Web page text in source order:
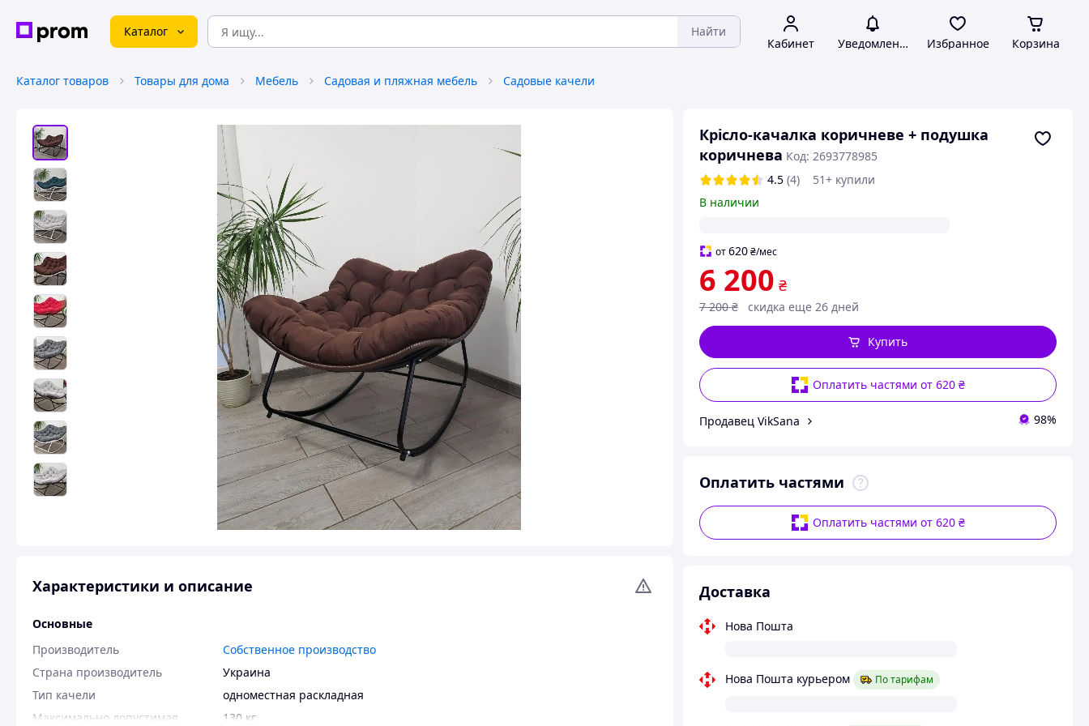
Каталог Найти
Кабинет Уведомления Избранное Корзина
Каталог товаров Товары для дома Мебель Садовая и пляжная мебель Садовые качели
Крісло-качалка коричневе + подушка
коричнева Код: 2693778985
4.5 (4)
51+ купили
В наличии
от620 ₴/мес
6 200 ₴
7 200 ₴ скидка еще 26 дней
Оплатить частями от 620 ₴
Купить
Продавец VikSana 98%
Оплатить частями
Оплатить частями от 620 ₴
Доставка
Нова Пошта
Нова Пошта курьером По тарифам
Характеристики и описание
Основные
Производитель
Собственное производство
Страна производитель
Украина
Тип качели
одноместная раскладная
Максимально допустимая
130 кг